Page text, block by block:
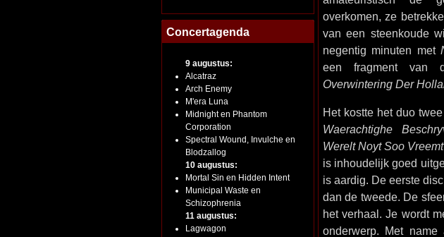
Concertagenda
9 augustus:
Alcatraz
Arch Enemy
M'era Luna
Midnight en Phantom
Corporation
Spectral Wound, Invulche en
Blodzallog
10 augustus:
Mortal Sin en Hidden Intent
Municipal Waste en
Schizophrenia
11 augustus:
Lagwagon
overkomen, ze
van een steenkoude
negentig minuten met
een fragment van
Overwintering Der
Het kostte het duo
Waerachtighe
Werelt Noyt Soo
is inhoudelijk goed
is aardig. De eerste
dan de tweede. De
het verhaal. Je wordt
onderwerp. Met